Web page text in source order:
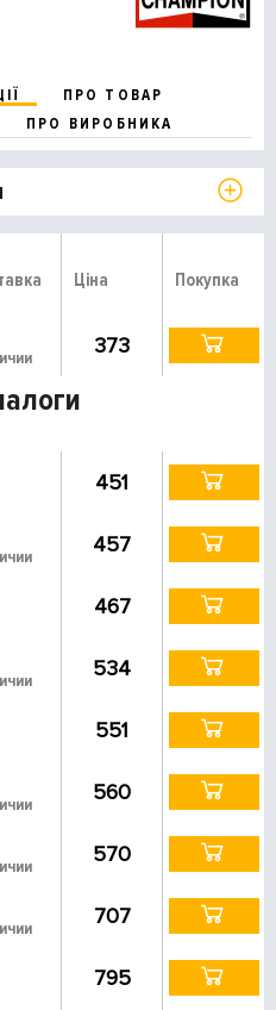
ПРО ТОВАР
ПРО ВИРОБНИКА
Ціна Покупка
373
451
457
467
534
551
560
570
707
795